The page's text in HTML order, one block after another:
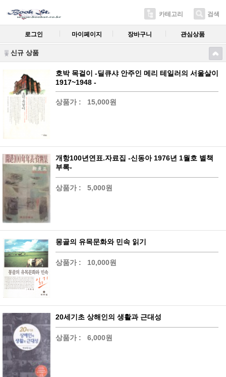
카테고리 검색
로그인 마이페이지 장바구니 관심상품
신규 상품
호박 목걸이 -딜큐샤 안주인 메리 테일러의 서울살이
1917~1948 -
상품가 : 15,000원
개항100년연표.자료집 -신동아 1976년 1월호 별책
부록-
상품가 : 5,000원
몽골의 유목문화와 민속 읽기
상품가 : 10,000원
20세기초 상해인의 생활과 근대성
상품가 : 6,000원